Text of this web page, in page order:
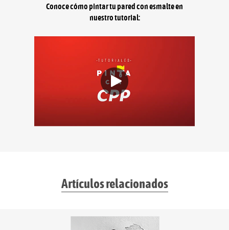
Conoce cómo pintar tu pared con esmalte en
nuestro tutorial:
Artículos relacionados